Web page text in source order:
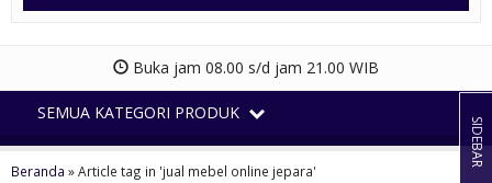
Buka jam 08.00 s/d jam 21.00 WIB
SEMUA KATEGORI PRODUK
Beranda »Article tag in 'jual mebel online jepara'
SIDEBAR